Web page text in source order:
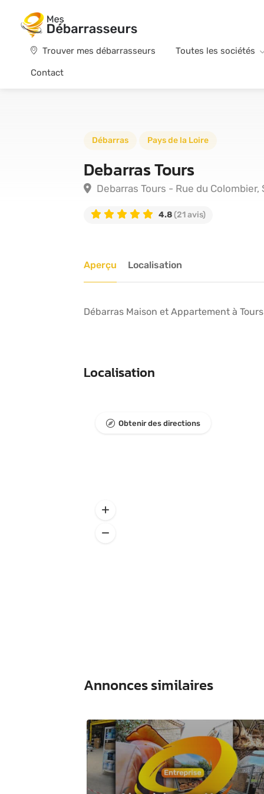
Trouver mes débarrasseurs Toutes les sociétés
Contact
Débarras Pays de la Loire
Debarras Tours
Debarras Tours - Rue du
4.8(21 avis)
Aperçu Localisation
Débarras Maison et Appartement à
Localisation
Obtenir des directions
Annonces similaires